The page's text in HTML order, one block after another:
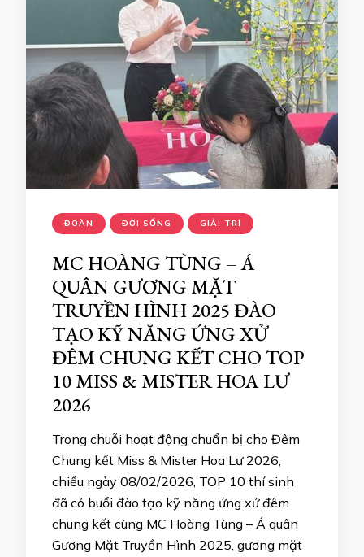
ĐOÀN ĐỜI SỐNG GIẢI TRÍ
MC HOÀNG TÙNG – Á
QUÂN GƯƠNG MẶT
TRUYỀN HÌNH 2025 ĐÀO
TẠO KỸ NĂNG ỨNG XỬ
ĐÊM CHUNG KẾT CHO TOP
10 MISS & MISTER HOA LƯ
2026
Trong chuỗi hoạt động chuẩn bị cho Đêm
Chung kết Miss & Mister Hoa Lư 2026,
chiều ngày 08/02/2026, TOP 10 thí sinh
đã có buổi đào tạo kỹ năng ứng xử đêm
chung kết cùng MC Hoàng Tùng – Á quân
Gương Mặt Truyền Hình 2025, gương mặt